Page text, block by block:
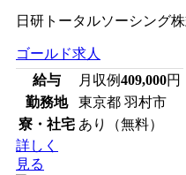
日研トータルソーシング
ゴールド求人
給与
月収例409,000円
勤務地
東京都 羽村市
寮・社宅 あり（無料）
詳しく
見る